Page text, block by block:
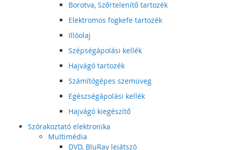
Borotva, Szőrtelenítő tartozék
Elektromos fogkefe tartozék
Illóolaj
Szépségápolási kellék
Hajvágó tartozék
Számítógépes szemüveg
Egészségápolási kellék
Hajvágó kiegészítő
Szórakoztató elektronika
Multimédia
DVD, BluRay lejátszó